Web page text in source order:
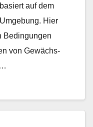
auf dem
Hier
Bedingungen
von Gewächs-